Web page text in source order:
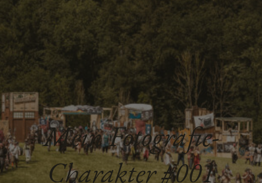
Mein Fotografie-
Charakter #001